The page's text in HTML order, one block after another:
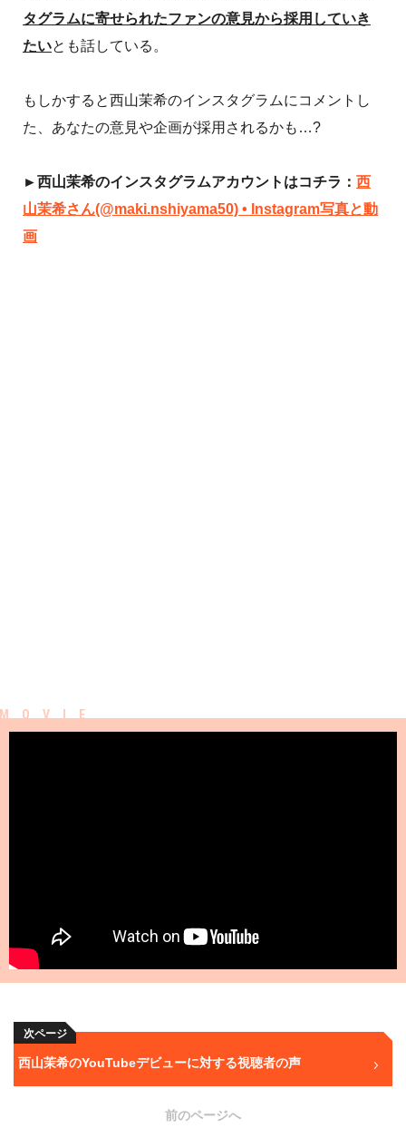
タグラムに寄せられたファンの意見から採用していき
たいとも話している。
もしかすると西山茉希のインスタグラムにコメントし
た、あなたの意見や企画が採用されるかも…?
►西山茉希のインスタグラムアカウントはコチラ： 西
山茉希さん(@maki.nshiyama50) • Instagram写真と動
画
次ページ
西山茉希のYouTubeデビューに対する視聴者の声
前のページへ